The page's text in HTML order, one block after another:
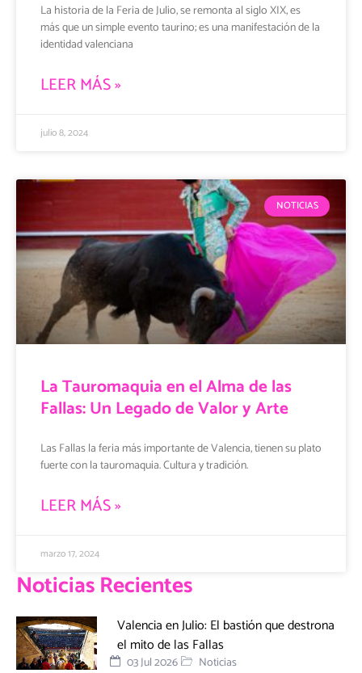
La historia de la Feria de Julio, se remonta al siglo XIX, es
más que un simple evento taurino; es una manifestación de la
identidad valenciana
LEER MÁS »
julio 8, 2024
NOTICIAS
La Tauromaquia en el Alma de las
Fallas: Un Legado de Valor y Arte
Las Fallas la feria más importante de Valencia, tienen su plato
fuerte con la tauromaquia. Cultura y tradición.
LEER MÁS »
marzo 17, 2024
Noticias Recientes
Valencia en Julio: El bastión que destrona
el mito de las Fallas
03 Jul 2026 Noticias